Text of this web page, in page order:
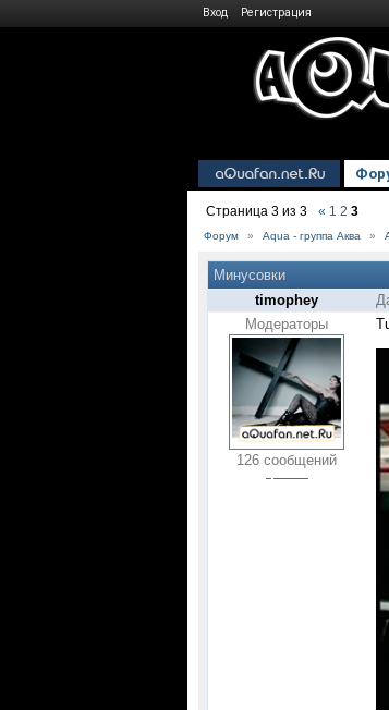
Вход Регистрация
Страница 3 из 3 « 1 2 3
Форум » Aqua - группа Аква »
Минусовки
timophey
Модераторы
126 сообщений